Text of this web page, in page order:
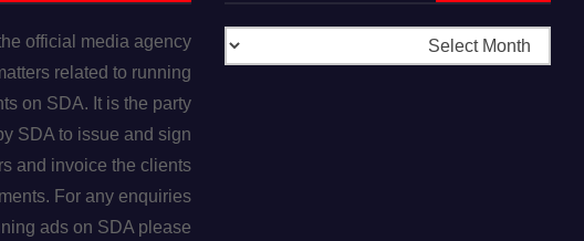
official media agency
related to running
on SDA. It is the party
SDA to issue and sign
and invoice the clients
For any enquiries
ads on SDA please